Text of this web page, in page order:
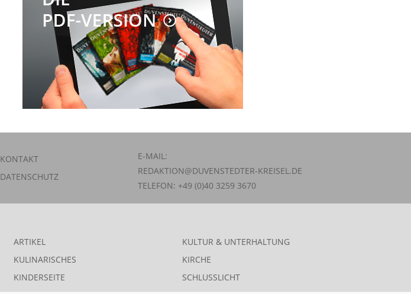
KONTAKT
DATENSCHUTZ
E-MAIL:
REDAKTION@DUVENSTEDTER-KREISEL.DE
TELEFON: +49 (0)40 3259 3670
ARTIKEL
KULTUR & UNTERHALTUNG
KULINARISCHES
KIRCHE
KINDERSEITE
SCHLUSSLICHT